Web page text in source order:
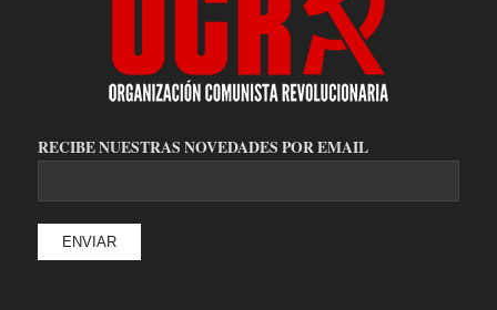
RECIBE NUESTRAS NOVEDADES POR EMAIL